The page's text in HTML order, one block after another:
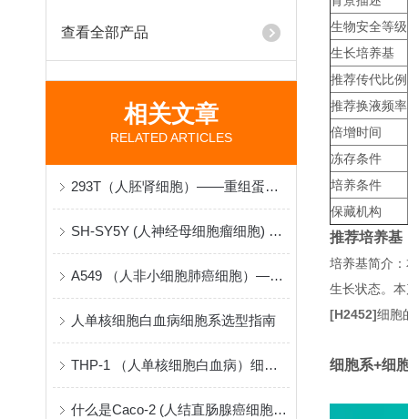
查看全部产品
相关文章
RELATED ARTICLES
293T（人胚肾细胞）——重组蛋白与病毒包装的“分子工厂”
SH-SY5Y (人神经母细胞瘤细胞) 在神经生物学研究中的原理与应用
A549 （人非小细胞肺癌细胞）——肺腺癌机制与药物筛选的“病理模型”
人单核细胞白血病细胞系选型指南
THP-1 （人单核细胞白血病）细胞系采购与建立指南
什么是Caco-2 (人结直肠腺癌细胞) ？
生物安全等级
生长培养基
推荐传代比例
推荐换液频率
倍增时间
冻存条件
培养条件
保藏机构
推荐培养基
培养基简介
生长状态。
[H2452]细胞
细胞系+细